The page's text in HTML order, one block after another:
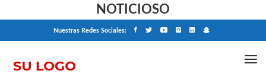
NOTICIOSO
Nuestras Redes Sociales: